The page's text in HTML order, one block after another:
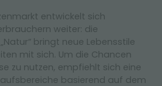
entwickelt sich
weiter: die
bringt neue Lebensstile
mit sich. Um die Chancen
zu nutzen, empfiehlt sich eine
basierend auf dem